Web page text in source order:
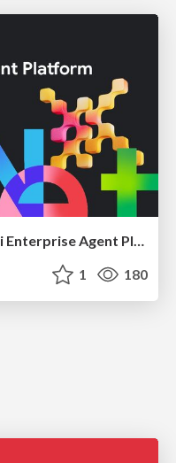
AI ネイティブな組織に Gemini Enterprise Agent Platform がなぜ必要なのか
1 180